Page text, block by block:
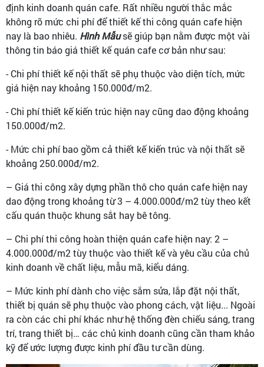
định kinh doanh quán cafe. Rất nhiều người thắc mắc
không rõ mức chi phí để thiết kế thi công quán cafe hiện
nay là bao nhiêu. Hình Mẫusẽ giúp bạn nằm được một vài
thông tin báo giá thiết kế quán cafe cơ bản như sau:
- Chi phí thiết kế nội thất sẽ phụ thuộc vào diện tích, mức
giá hiện nay khoảng 150.000đ/m2.
- Chi phí thiết kế kiến trúc hiện nay cũng dao động khoảng
150.000đ/m2.
- Mức chi phí bao gồm cả thiết kế kiến trúc và nội thất sẽ
khoảng 250.000đ/m2.
– Giá thi công xây dựng phần thô cho quán cafe hiện nay
dao động trong khoảng từ 3 – 4.000.000đ/m2 tùy theo kết
cấu quán thuộc khung sắt hay bê tông.
– Chi phí thi công hoàn thiện quán cafe hiện nay: 2 –
4.000.000đ/m2 tùy thuộc vào thiết kế và yêu cầu của chủ
kinh doanh về chất liệu, mẫu mã, kiểu dáng.
– Mức kinh phí dành cho việc sắm sửa, lắp đặt nội thất,
thiết bị quán sẽ phụ thuộc vào phong cách, vật liệu... Ngoài
ra còn các chi phí khác như hệ thống đèn chiếu sáng, trang
trí, trang thiết bị… các chủ kinh doanh cũng cần tham khảo
kỹ để ước lượng được kinh phí đầu tư cần dùng.